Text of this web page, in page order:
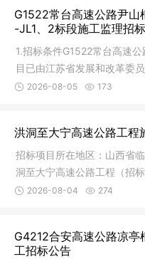
G1522常台高速公路尹
-JL1、2标段施工监理招
1.招标条件G1522常台高速
目已由江苏省发展和改革委
目代码:
2026-08-05 173
洪洞至大宁高速公路工程
招标项目所在地区：山西省
洞至大宁高速公路工程（招
001，以下简
2026-08-04 274
G4212合安高速公路凉
工招标公告